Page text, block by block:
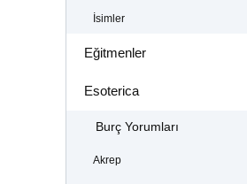
İsimler
Eğitmenler
Esoterica
Burç Yorumları
Akrep